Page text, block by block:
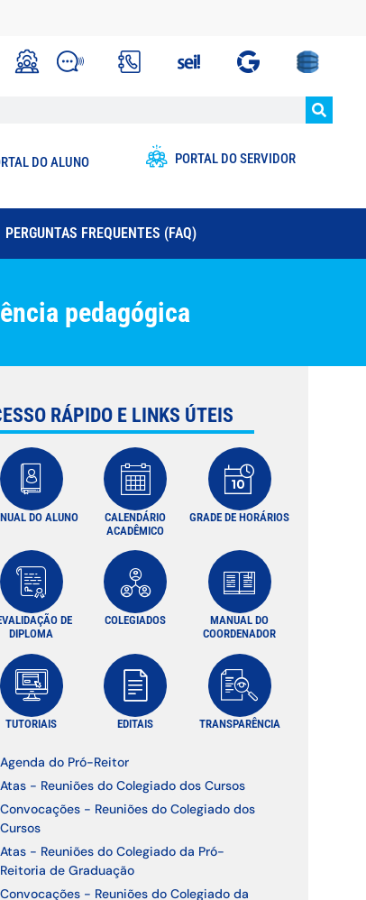
DO ALUNO PORTAL DO SERVIDOR
PERGUNTAS FREQUENTES (FAQ)
pedagógica
RÁPIDO E LINKS ÚTEIS
DO ALUNO
CALENDÁRIO
ACADÊMICO
GRADE DE HORÁRIOS
DE
DIPLOMA
COLEGIADOS
MANUAL DO
COORDENADOR
TUTORIAIS EDITAIS TRANSPARÊNCIA
Agenda do Pró-Reitor
Atas - Reuniões do Colegiado dos Cursos
Convocações - Reuniões do Colegiado dos
Cursos
Atas - Reuniões do Colegiado da Pró-
Reitoria de Graduação
Convocações - Reuniões do Colegiado da